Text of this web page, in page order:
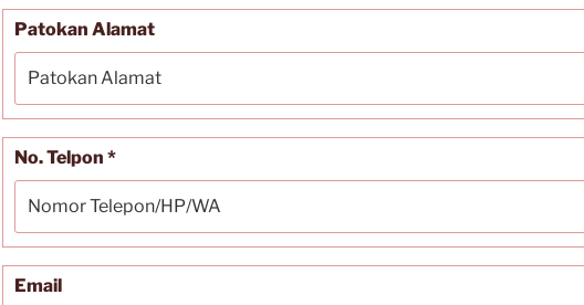
Patokan Alamat
No. Telpon *
Email